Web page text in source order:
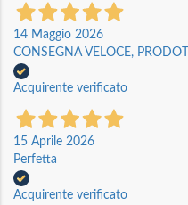
14 Maggio 2026
CONSEGNA VELOCE,
Acquirente verificato
15 Aprile 2026
Perfetta
Acquirente verificato